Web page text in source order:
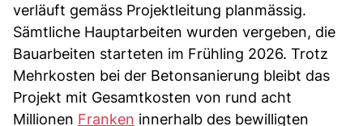
verläuft gemäss Projektleitung planmässig.
Sämtliche Hauptarbeiten wurden vergeben, die
Bauarbeiten starteten im Frühling 2026. Trotz
Mehrkosten bei der Betonsanierung bleibt das
Projekt mit Gesamtkosten von rund acht
Millionen Franken innerhalb des bewilligten